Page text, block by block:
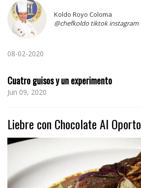
Koldo Royo Coloma
@chefkoldo tiktok instagram
08-02-2020
Cuatro guisos y un experimento
Jun 09, 2020
Liebre con Chocolate Al Oporto